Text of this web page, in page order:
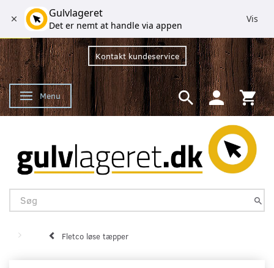
Kontakt kundeservice
Skifte navigation
Menu
Fletco løse tæpper
Gulvlageret
Det er nemt at handle via appen
Vis